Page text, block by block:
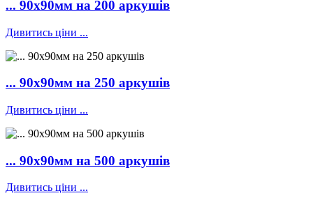
... 90х90мм на 200 аркушів
Дивитись ціни ...
... 90х90мм на 250 аркушів
Дивитись ціни ...
... 90х90мм на 500 аркушів
Дивитись ціни ...